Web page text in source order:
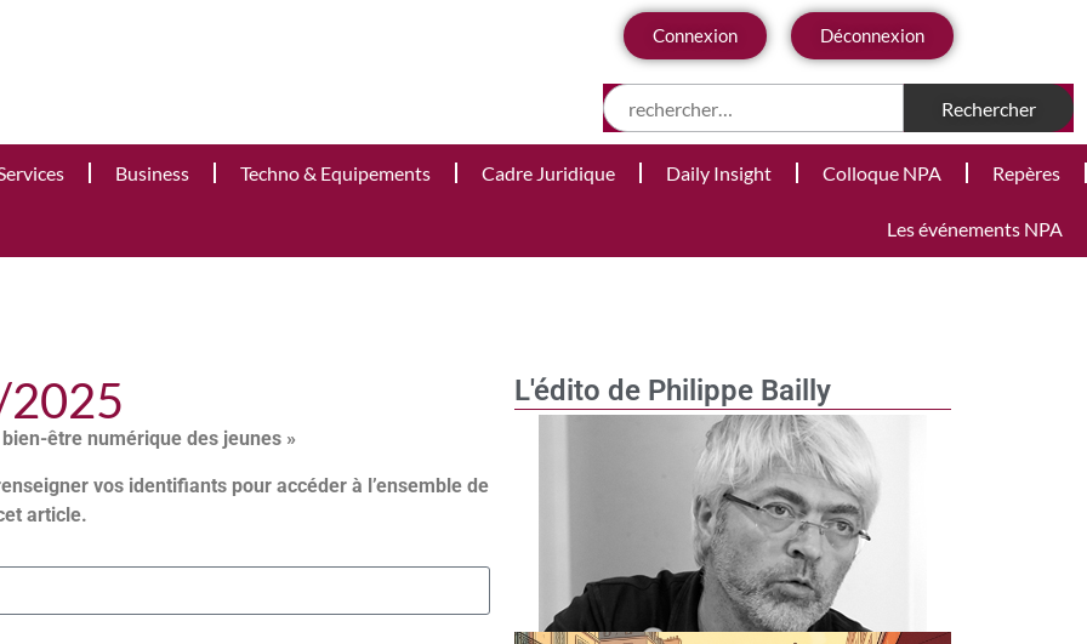
Connexion Déconnexion
Business Techno & Equipements Cadre Juridique Daily Insight Colloque NPA Repères
Les événements NPA
L'édito de Philippe Bailly
être numérique des jeunes »
vos identifiants pour accéder à l’ensemble de
article.